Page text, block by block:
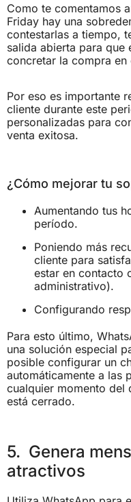
Como te comentamos
Friday hay una
contestarlas a tiempo,
salida abierta para que
concretar la compra en
Por eso es importante
cliente durante este
personalizadas para
venta exitosa.
¿Cómo mejorar tu
Aumentando tus
período.
Poniendo más
cliente para
estar en contacto
administrativo).
Configurando
Para esto último,
una solución especial
posible configurar un
automáticamente a las
cualquier momento del
está cerrado.
5. Genera
atractivos